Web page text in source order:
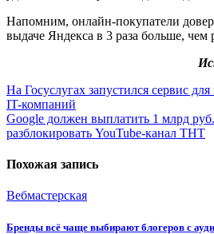
Напомним, онлайн-покупатели
выдаче Яндекса в 3 раза больше, чем
Навигация
по
записям
На Госуслугах запустился сервис
IT-компаний
Google должен выплатить 1 млрд
разблокировать YouTube-канал ТНТ
Похожая запись
Вебмастерская
Бренды всё чаще выбирают блогеров с